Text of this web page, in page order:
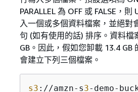
PARALLEL 為 OFF 或 FALSE，
入一個或多個資料檔案，並絕對
句 (如有使用的話) 排序。資料檔
GB。因此，假如您卸載 13.4 GB
會建立下列三個檔案。
s3 ://amzn-s3-demo-